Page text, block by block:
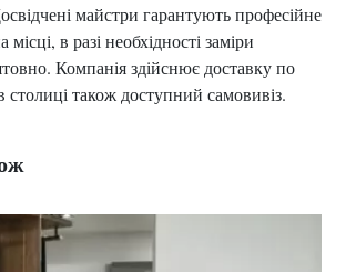
майстри гарантують професійне
в разі необхідності заміри
Компанія здійснює доставку по
столиці також доступний самовивіз.